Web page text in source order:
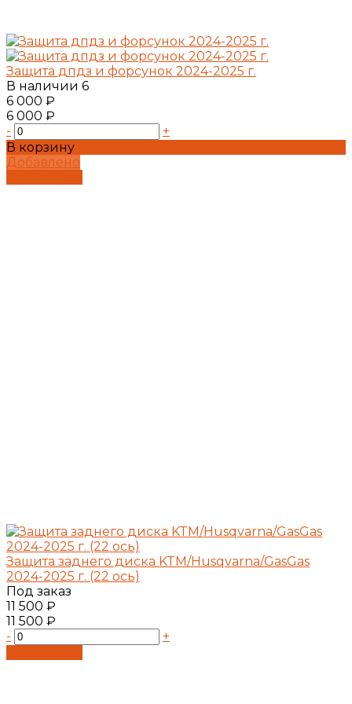
Защита дпдз и форсунок 2024-2025 г.
В наличии 6
6 000 ₽
6 000 ₽
-
+
В корзину
Добавлено
Защита заднего диска KTM/Husqvarna/GasGas
2024-2025 г. (22 ось)
Под заказ
11 500 ₽
11 500 ₽
-
+